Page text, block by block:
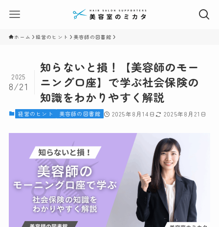
ホーム 経営のヒント 美容師の図書館
知らないと損！【美容師のモー
ニング口座】で学ぶ社会保険の
知識をわかりやすく解説
2025
8/21
経営のヒント 美容師の図書館 2025年8月14日 2025年8月21日